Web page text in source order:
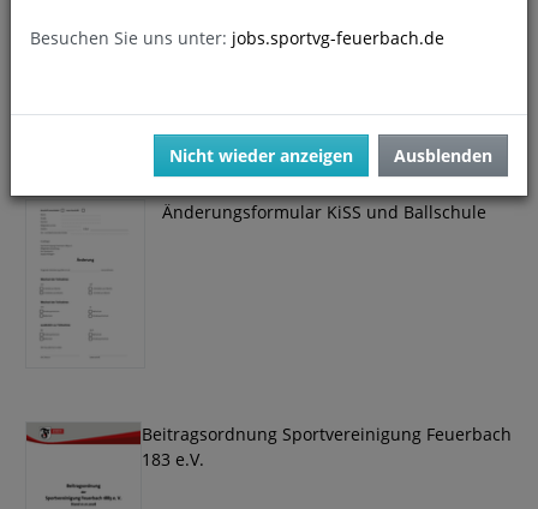
Aufnahmeantrag in Englisch Sportschulen +
Änderungsformular KiSS und Ballschule
Beitragsordnung Sportvereinigung Feuerbach
183 e.V.
Besuchen Sie uns unter: jobs.sportvg-feuerbach.de
Nicht wieder anzeigen Ausblenden